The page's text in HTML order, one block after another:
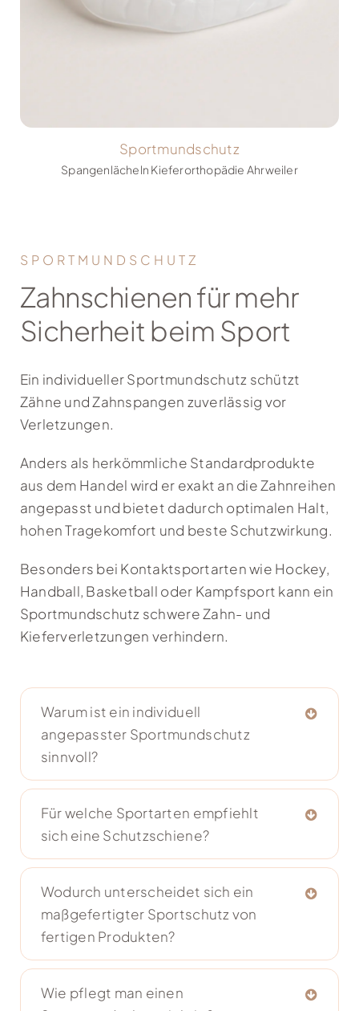
Sportmundschutz
Spangenlächeln Kieferorthopädie Ahrweiler
SPORTMUNDSCHUTZ
Zahnschienen für mehr
Sicherheit beim Sport
Ein individueller Sportmundschutz schützt
Zähne und Zahnspangen zuverlässig vor
Verletzungen.
Anders als herkömmliche Standardprodukte
aus dem Handel wird er exakt an die Zahnreihen
angepasst und bietet dadurch optimalen Halt,
hohen Tragekomfort und beste Schutzwirkung.
Besonders bei Kontaktsportarten wie Hockey,
Handball, Basketball oder Kampfsport kann ein
Sportmundschutz schwere Zahn- und
Kieferverletzungen verhindern.
Warum ist ein individuell
angepasster Sportmundschutz
sinnvoll?
Für welche Sportarten empfiehlt
sich eine Schutzschiene?
Wodurch unterscheidet sich ein
maßgefertigter Sportschutz von
fertigen Produkten?
Wie pflegt man einen